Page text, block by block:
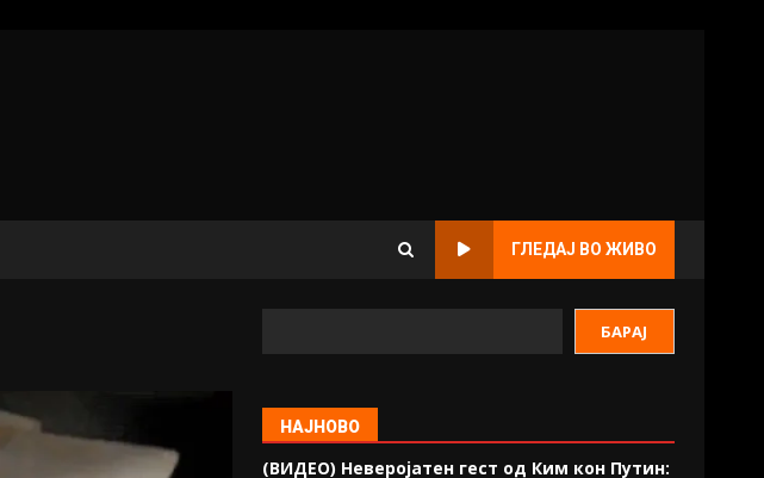
ГЛЕДАЈ ВО ЖИВО
БАРАЈ
НАЈНОВО
(ВИДЕО) Неверојатен гест од Ким кон Путин: